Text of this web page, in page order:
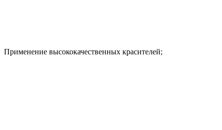
Применение высококачественных красителей;